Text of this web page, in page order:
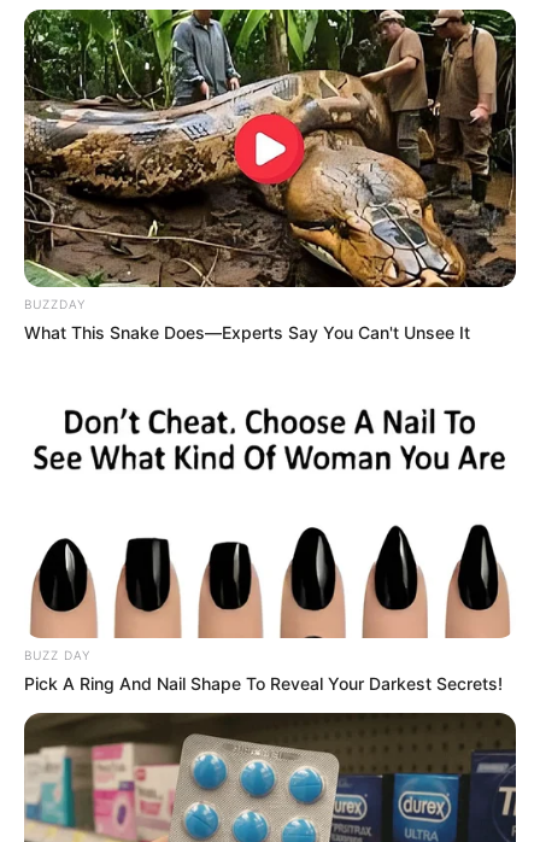
BUZZDAY
What This Snake Does—Experts Say You Can't Unsee It
BUZZ DAY
Pick A Ring And Nail Shape To Reveal Your Darkest Secrets!